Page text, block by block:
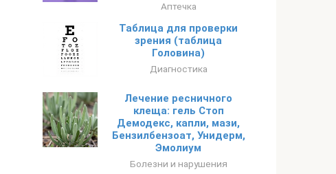
Аптечка
Таблица для проверки
зрения (таблица
Головина)
Диагностика
Лечение ресничного
клеща: гель Стоп
Демодекс, капли, мази,
Бензилбензоат, Унидерм,
Эмолиум
Болезни и нарушения